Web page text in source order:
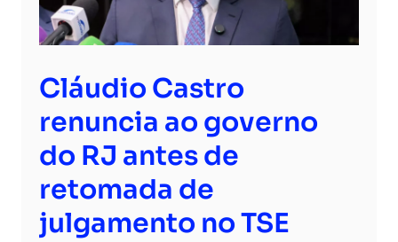
Cláudio Castro
renuncia ao governo
do RJ antes de
retomada de
julgamento no TSE